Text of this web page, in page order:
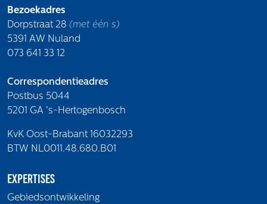
Bezoekadres
Dorpstraat 28 (met één s)
5391 AW Nuland
073 641 33 12
Correspondentieadres
Postbus 5044
5201 GA 's-Hertogenbosch
KvK Oost-Brabant 16032293
BTW NL0011.48.680.B01
Expertises
Gebiedsontwikkeling